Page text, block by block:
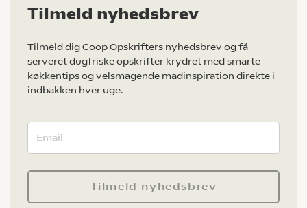
Tilmeld nyhedsbrev
Tilmeld dig Coop Opskrifters nyhedsbrev og få
serveret dugfriske opskrifter krydret med smarte
køkkentips og velsmagende madinspiration direkte i
indbakken hver uge.
Tilmeld nyhedsbrev